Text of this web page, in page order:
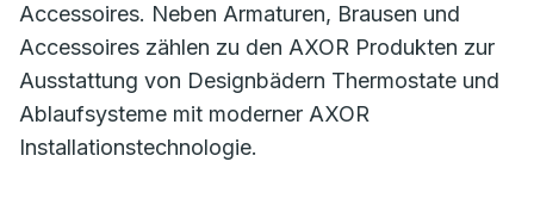
Accessoires. Neben Armaturen, Brausen und
Accessoires zählen zu den AXOR Produkten zur
Ausstattung von Designbädern Thermostate und
Ablaufsysteme mit moderner AXOR
Installationstechnologie.